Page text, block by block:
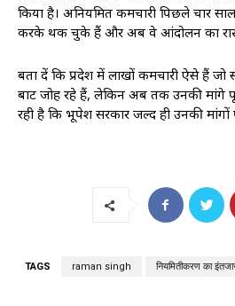
किया है। अनियमित कर्मचारी पिछले चार
करके थक चुके हैं और अब वे आंदोलन का
बता दें कि प्रदेश में लाखों कर्मचारी ऐसे हैं
बाट जोह रहे हैं, लेकिन अब तक उनकी मांगे
रही है कि भूपेश सरकार जल्द ही उनकी
TAGS raman singh नियमितीकरण का